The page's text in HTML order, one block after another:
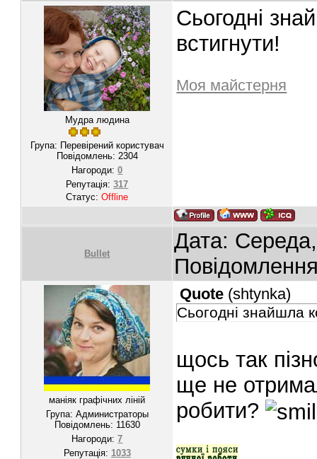
Мудра людина
Група: Перевірений користувач
Повідомлень: 2304
Нагороди:0
Репутація:317
Статус:Offline
Сьогодні
встигнути!
Моя майстерня
Bullet
Дата:
маніяк графічних ліній
Група: Администраторы
Повідомлень: 11630
Нагороди:7
Репутація: 1033
Quote (shtynka)
Сьогодні знайшла
щось так
ще не
робити?